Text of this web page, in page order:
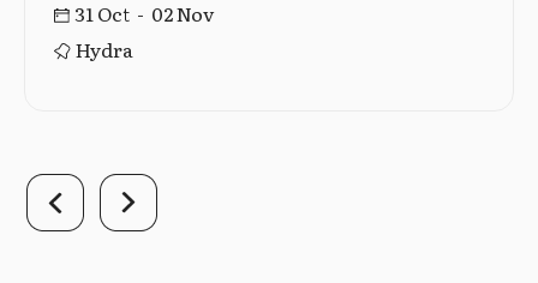
31 Oct - 02 Nov
Hydra